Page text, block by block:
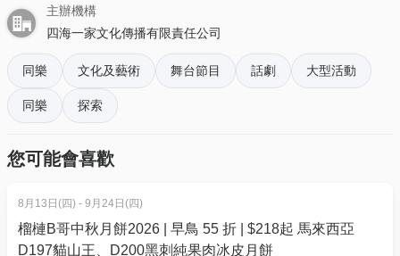
***電子門票將會於 15/6/2025 或之前發送到閣下登記
購買的電郵地址。***
主辦機構
四海一家文化傳播有限責任公司
同樂 文化及藝術 舞台節目 話劇 大型活動
同樂 探索
您可能會喜歡
8月13日(四) - 9月24日(四)
榴槤B哥中秋月餅2026 | 早鳥 55 折 | $218起 馬來西亞
D197貓山王、D200黑刺純果肉冰皮月餅